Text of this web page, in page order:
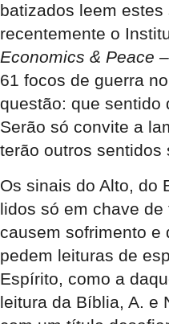
batizados leem estes
recentemente o
Economics & Peace
61 focos de guerra
questão: que sentido
Serão só convite a
terão outros sentidos
Os sinais do Alto, do
lidos só em chave
causem sofrimento e
pedem leituras de
Espírito, como a
leitura da Bíblia, A. e